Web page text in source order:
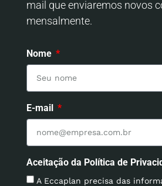
mail que enviaremos novos
mensalmente.
Nome
E-mail
Aceitação da Política de
A Eccaplan precisa das